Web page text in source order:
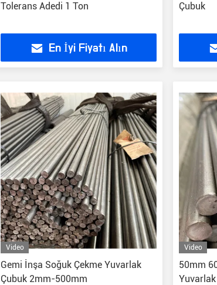
Tolerans Adedi 1 Ton
En İyi Fiyatı Alın
Çubuk
Video
Gemi İnşa Soğuk Çekme Yuvarlak
Çubuk 2mm-500mm
Video
50mm